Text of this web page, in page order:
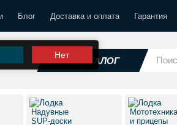
Блог Доставка и оплата Гарантия
КАТАЛОГ
Нет
Надувные
SUP-доски
и прицепы